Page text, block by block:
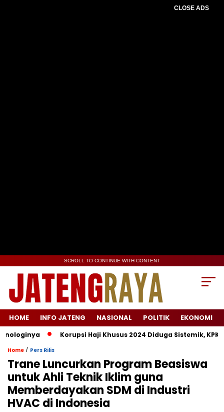
CLOSE ADS
SCROLL TO CONTINUE WITH CONTENT
HOME INFO JATENG NASIONAL POLITIK EKONOMI
Korupsi Haji Khusus 2024 Diduga Sistemik, KPK
Home / Pers Rilis
Trane Luncurkan Program Beasiswa
untuk Ahli Teknik Iklim guna
Memberdayakan SDM di Industri
HVAC di Indonesia